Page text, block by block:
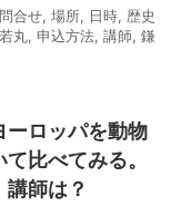
問合せ, 場所, 日時, 歴史
丸, 申込方法, 講師, 鎌
ーロッパを動物
比べてみる。
師は？